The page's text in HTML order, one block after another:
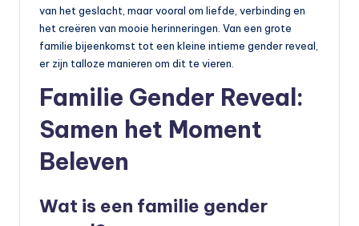
van het geslacht, maar vooral om liefde, verbinding en
het creëren van mooie herinneringen. Van een grote
familie bijeenkomst tot een kleine intieme gender reveal,
er zijn talloze manieren om dit te vieren.
Familie Gender Reveal:
Samen het Moment
Beleven
Wat is een familie gender